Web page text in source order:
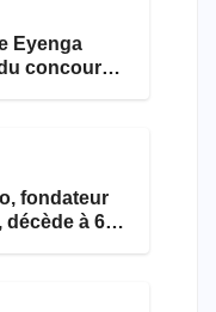
Eyenga
concours
fondateur
à 69